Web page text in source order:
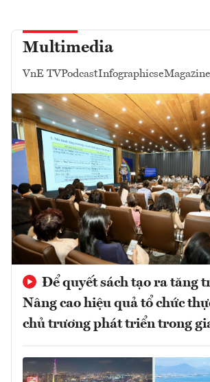
Multimedia
VnE TVPodcastInfographicseMagazine
Để quyết sách tạo ra tăng
Nâng cao hiệu quả tổ chức
chủ trương phát triển trong